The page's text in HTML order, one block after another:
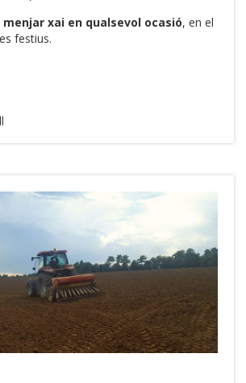
xai en qualsevol ocasió, en el
festius.